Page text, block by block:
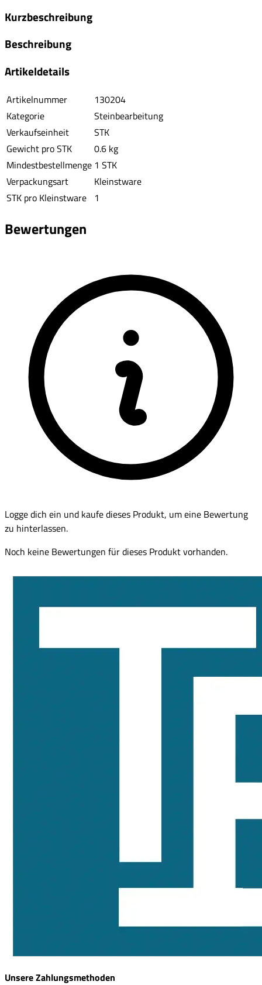
Kurzbeschreibung
Beschreibung
Artikeldetails
Artikelnummer
130204
Kategorie
Steinbearbeitung
Verkaufseinheit
STK
Gewicht pro STK
0.6 kg
Mindestbestellmenge 1 STK
Verpackungsart
Kleinstware
STK pro Kleinstware
1
Bewertungen
Logge dich ein und kaufe dieses Produkt, um eine Bewertung
zu hinterlassen.
Noch keine Bewertungen für dieses Produkt vorhanden.
Unsere Zahlungsmethoden